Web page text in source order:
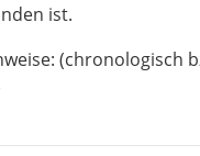
ist.
(chronologisch